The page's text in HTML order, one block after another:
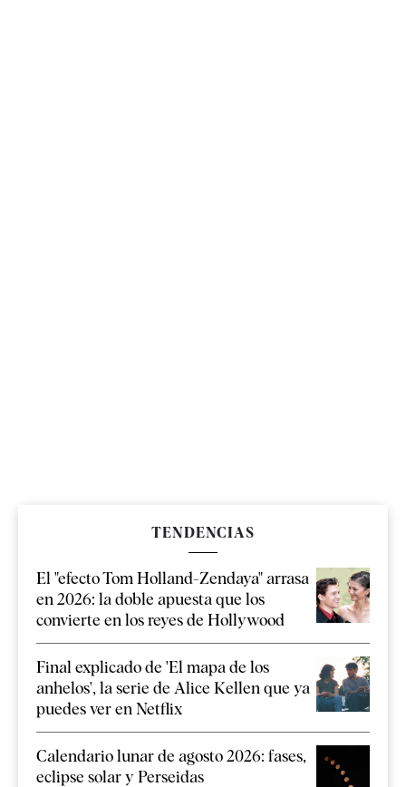
TENDENCIAS
El "efecto Tom Holland-Zendaya" arrasa
en 2026: la doble apuesta que los
convierte en los reyes de Hollywood
Final explicado de 'El mapa de los
anhelos', la serie de Alice Kellen que ya
puedes ver en Netflix
Calendario lunar de agosto 2026: fases,
eclipse solar y Perseidas